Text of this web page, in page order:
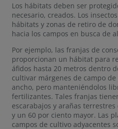
Los hábitats deben ser
necesario, creados. Los
hábitats y zonas de retiro de
hacia los campos en busca de
Por ejemplo, las franjas de
proporcionan un hábitat para
áfidos hasta 20 metros dentro
cultivar márgenes de campo
ancho, pero manteniéndolos
fertilizantes. Tales franjas
escarabajos y arañas
y un 60 por ciento mayor. Las
campos de cultivo adyacentes